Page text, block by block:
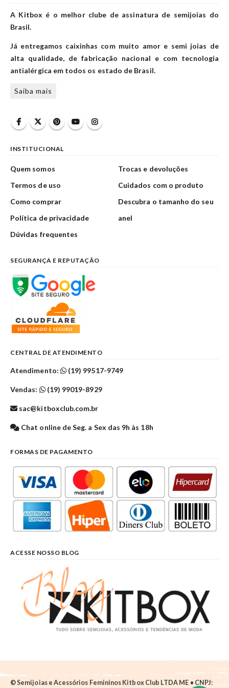
A Kitbox é o melhor clube de assinatura de semijoias do
Brasil.
Já entregamos caixinhas com muito amor e semi joias de
alta qualidade, de fabricação nacional e com tecnologia
antialérgica em todos os estado de Brasil.
Saiba mais
INSTITUCIONAL
Quem somos
Termos de uso
Como comprar
Política de privacidade
Dúvidas frequentes
Trocas e devoluções
Cuidados com o produto
Descubra o tamanho do seu
anel
SEGURANÇA E REPUTAÇÃO
CENTRAL DE ATENDIMENTO
Atendimento: (19) 99517-9749
Vendas: (19) 99019-8929
sac@kitboxclub.com.br
Chat online de Seg. a Sex das 9h às 18h
FORMAS DE PAGAMENTO
ACESSE NOSSO BLOG
© Semijoias e Acessórios Femininos Kitbox Club LTDA ME • CNPJ: